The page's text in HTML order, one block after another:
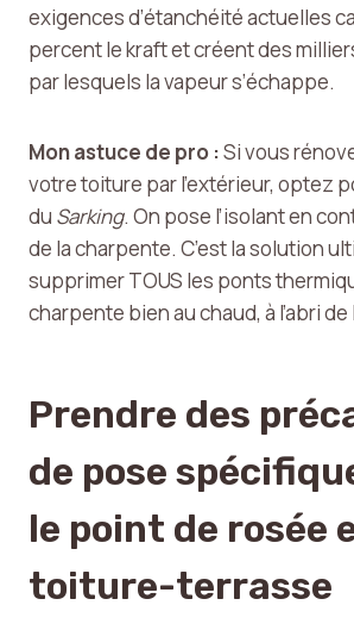
exigences d’étanchéité actuelles
percent le kraft et créent des
par lesquels la vapeur s’échappe.
Mon astuce de pro :Si vous
votre toiture par l’extérieur, optez
du Sarking. On pose l’isolant en
de la charpente. C’est la solution
supprimer TOUS les ponts
charpente bien au chaud, à l’abri de
Prendre des
de pose
le point de rosée
toiture-terrasse